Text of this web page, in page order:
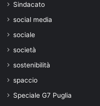
Sindacato
social media
sociale
società
sostenibilità
spaccio
Speciale G7 Puglia